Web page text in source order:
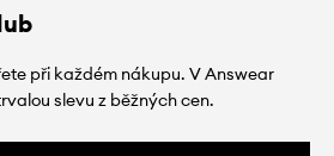
při každém nákupu. V Answear
slevu z běžných cen.